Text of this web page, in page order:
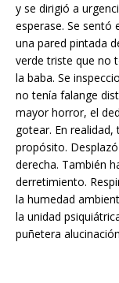
y se dirigió a
esperase. Se sentó
una pared pintada
verde triste que no
la baba. Se
no tenía falange
mayor horror, el
gotear. En
propósito.
derecha. También
derretimiento.
la humedad
la unidad
puñetera